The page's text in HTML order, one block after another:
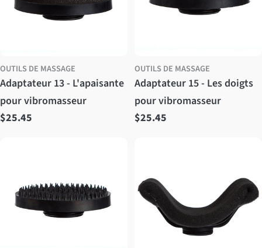
OUTILS DE MASSAGE
Adaptateur 13 - L'apaisante
pour vibromasseur
Prix
$25.45
OUTILS DE MASSAGE
Adaptateur 15 - Les doigts
pour vibromasseur
Prix
$25.45